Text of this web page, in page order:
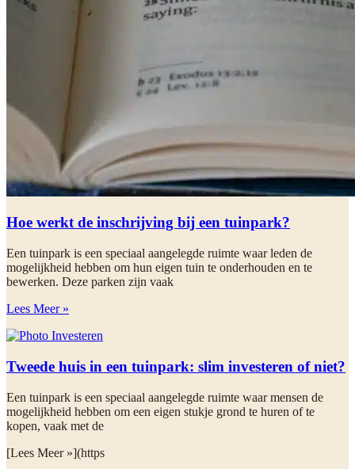
Hoe werkt de inschrijving bij een tuinpark?
Een tuinpark is een speciaal aangelegde ruimte waar leden de
mogelijkheid hebben om hun eigen tuin te onderhouden en te
bewerken. Deze parken zijn vaak
Lees Meer »
Tweede huis in een tuinpark: slim investeren of niet?
Een tuinpark is een speciaal aangelegde ruimte waar mensen de
mogelijkheid hebben om een eigen stukje grond te huren of te
kopen, vaak met de
[Lees Meer »](https